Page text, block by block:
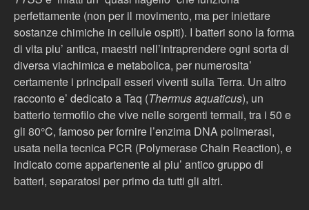
perfettamente (non per il movimento, ma per iniettare
sostanze chimiche in cellule ospiti). I batteri sono la forma
di vita piu’ antica, maestri nell’intraprendere ogni sorta di
diversa viachimica e metabolica, per numerosita’
certamente i principali esseri viventi sulla Terra. Un altro
racconto e’ dedicato a Taq (Thermus aquaticus), un
batterio termofilo che vive nelle sorgenti termali, tra i 50 e
gli 80°C, famoso per fornire l’enzima DNA polimerasi,
usata nella tecnica PCR (Polymerase Chain Reaction), e
indicato come appartenente al piu’ antico gruppo di
batteri, separatosi per primo da tutti gli altri.